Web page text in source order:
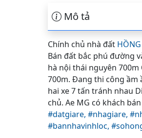
Mô tả
Chính chủ nhà đất
Bán đất bắc phú đường
hà nội thái nguyên 700m
700m. Đang thi công ầm
hai xe 7 tấn tránh nhau
chủ. Ae MG có khách
#datgiare, #nhagiare,
#bannhavinhloc,